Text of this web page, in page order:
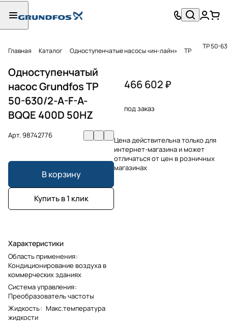
Главная Каталог Одноступенчатые насосы «ин-лайн» TP TP 50-
Одноступенчатый
насос Grundfos TP
50-630/2-A-F-A-
BQQE 400D 50HZ
Арт.98742776
В корзину
Купить в 1 клик
Характеристики
Область применения:
Кондиционирование воздуха в
коммерческих зданиях
Система управления:
Преобразователь частоты
Жидкость: Макс.температура
жидкости
466 602 ₽
под заказ
Цена действительна только для
интернет-магазина и может
отличаться от цен в розничных
магазинах